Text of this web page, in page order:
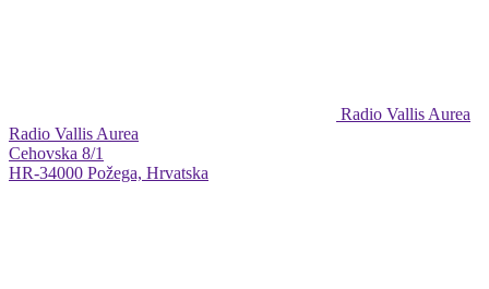
Radio Vallis Aurea
Radio Vallis Aurea
Cehovska 8/1
HR-34000 Požega, Hrvatska